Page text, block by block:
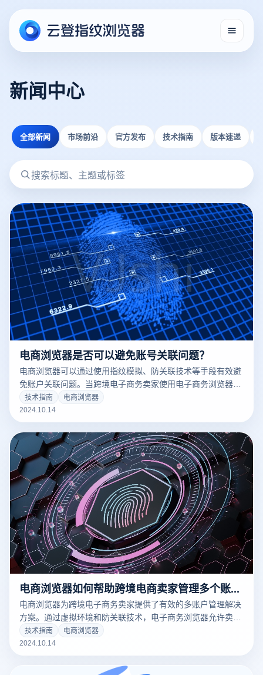
新闻中心
全部新闻 市场前沿 官方发布 技术指南 版本速递
电商浏览器是否可以避免账号关联问题？
电商浏览器可以通过使用指纹模拟、防关联技术等手段有效避
免账户关联问题。当跨境电子商务卖家使用电子商务浏览器
时，每个账户将分配一个单独的虚拟环境，包括不同的IP地
址、浏览器指纹和cookies，以避免因同一设备和网络操作多
个账户而被平台检测到的关联风险。这种隔离机制不仅保证了
账户的安全，而且帮助卖家大大降低了密封的可能性。
技术指南
电商浏览器
2024.10.14
电商浏览器如何帮助跨境电商卖家管理多个账号？
电商浏览器为跨境电子商务卖家提供了有效的多账户管理解决
方案。通过虚拟环境和防关联技术，电子商务浏览器允许卖家
在同一设备中安全登录、转换和使用多个账户，避免因IP地址
或设备指纹的重复使用而引起的平台密封或账户关联问题。该
工具非常适合需要同时管理多个跨境电子商务平台账户的企
业，有效提高了工作效率，降低了运营风险。
技术指南
电商浏览器
2024.10.14